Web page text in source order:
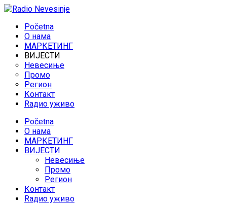
Početna
O нама
МАРКЕТИНГ
ВИЈЕСТИ
Невесиње
Промо
Регион
Контакт
Rадио уживо
Početna
O нама
МАРКЕТИНГ
ВИЈЕСТИ
Невесиње
Промо
Регион
Контакт
Rадио уживо